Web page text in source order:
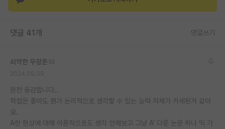
댓글 41개 댓글쓰기
쇠약한 우장춘
완전 동감합니다..
학점은 좋아도 뭔가 논리적으로 생각할 수 있는 능력 자체가 거세된거 같아
요.
A란 현상에 대해 이론적으로도 생각 안해보고 그냥 A' 다룬 논문 하나 띡 가